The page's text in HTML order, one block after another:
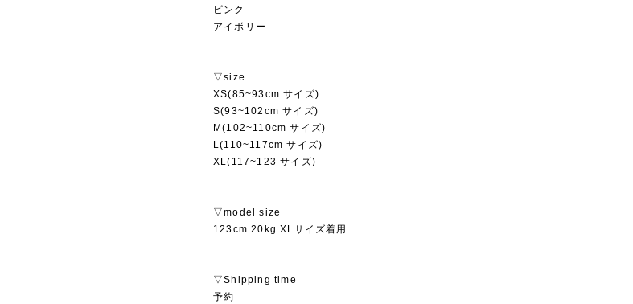
ピンク
アイボリー
▽size
XS(85~93cm サイズ)
S(93~102cm サイズ)
M(102~110cm サイズ)
L(110~117cm サイズ)
XL(117~123 サイズ)
▽model size
123cm 20kg XLサイズ着用
▽Shipping time
予約